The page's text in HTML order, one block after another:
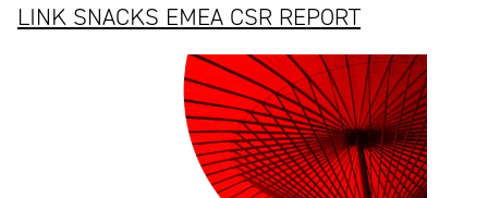
LINK SNACKS EMEA CSR REPORT